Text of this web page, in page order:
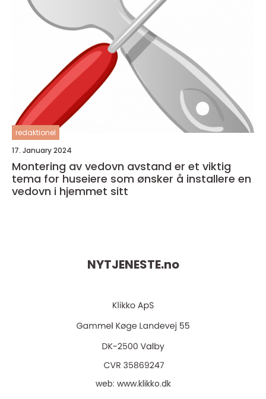
redaktionel
17. January 2024
Montering av vedovn avstand er et viktig
tema for huseiere som ønsker å installere en
vedovn i hjemmet sitt
NYTJENESTE.no
web: www.klikko.dk